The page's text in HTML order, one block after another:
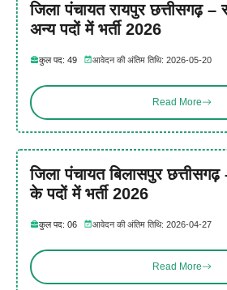
जिला पंचायत रायपुर छत्तीसगढ़ –
अन्य पदों में भर्ती 2026
कुल पद: 49 आवेदन की अंतिम तिथि: 2026-05-20
Read More
जिला पंचायत बिलासपुर छत्तीसगढ़
के पदों में भर्ती 2026
कुल पद: 06 आवेदन की अंतिम तिथि: 2026-04-27
Read More